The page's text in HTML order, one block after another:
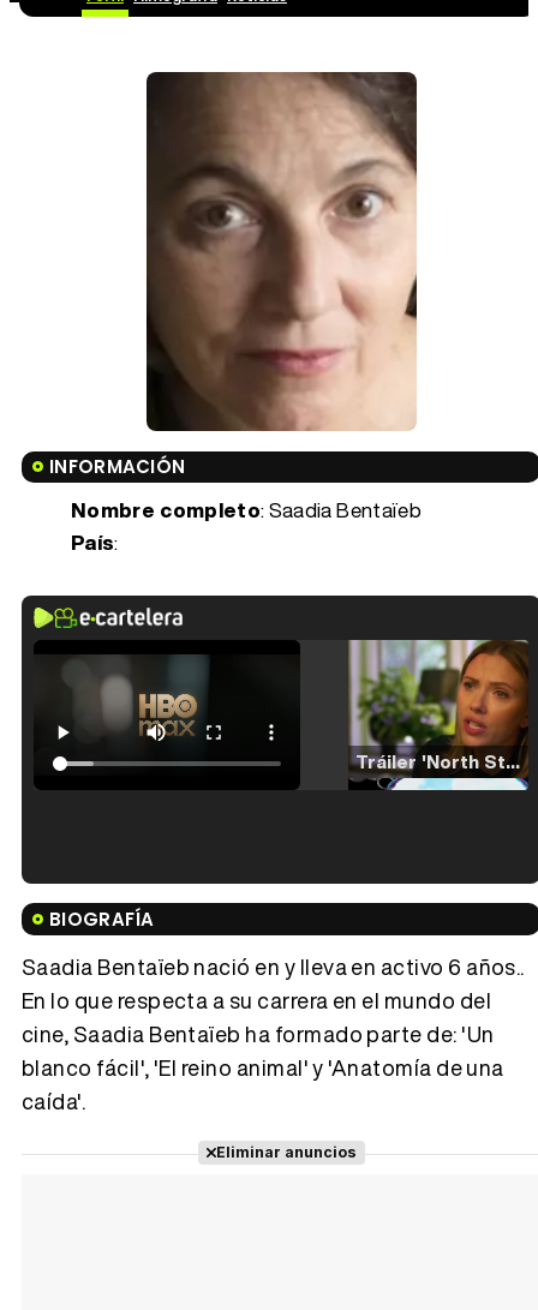
INFORMACIÓN
Nombre completo: Saadia Bentaïeb
País:
Tráiler 'North Star' (2023)
Tráiler en español de 'La isla olvidada'
BIOGRAFÍA
Saadia Bentaïeb nació en y lleva en activo 6 años..
En lo que respecta a su carrera en el mundo del
cine, Saadia Bentaïeb ha formado parte de: 'Un
blanco fácil', 'El reino animal' y 'Anatomía de una
caída'.
Eliminar anuncios